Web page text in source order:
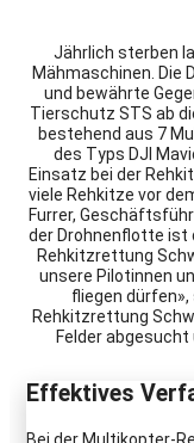
Jährlich sterben
Mähmaschinen. Die
und bewährte
Tierschutz STS ab
bestehend aus 7
des Typs DJI
Einsatz bei der
viele Rehkitze vor
Furrer,
der Drohnenflotte ist
Rehkitzrettung
unsere Pilotinnen
fliegen
Rehkitzrettung
Felder
Effektives